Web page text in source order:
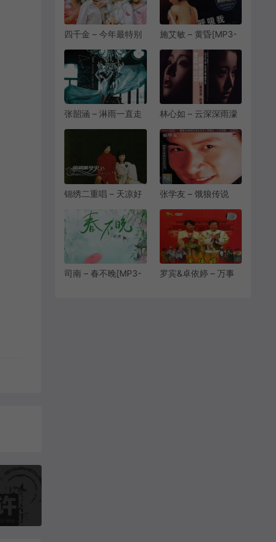
四千金 – 今年最特别
[6.76M/21.5M]
施艾敏 – 黄昏[MP3-
[10.1M/28.4M]
张韶涵 – 淋雨一直走
林心如 – 云深深雨濛
320K/FLAC]
[10.1M/27.6M]
锦绣二重唱 – 天凉好
320K/FLAC]
[7.36M/36.8M]
张学友 – 饿狼传说
[10.6M/32.0M]
司南 – 春不晚[MP3-
罗宾&卓依婷 – 万事